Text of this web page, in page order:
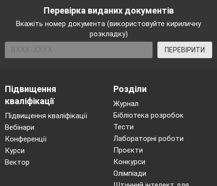
Перевірка виданих документів
Вкажіть номер документа (використовуйте кириличну
розкладку)
ПЕРЕВІРИТИ
Підвищення
кваліфікації
Підвищення кваліфікації
Вебінари
Конференції
Курси
Вектор
Розділи
Журнал
Бібліотека розробок
Тести
Лабораторні роботи
Проєкти
Конкурси
Олімпіади